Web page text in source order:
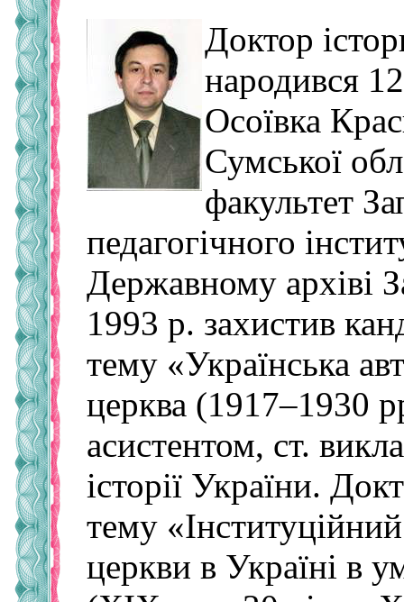
Доктор
народився
Осоївка
Сумської
факультет
педагогічного
Державному архіві
1993 р. захистив
тему «Українська
церква (1917–1930
асистентом, ст.
історії України.
тему
церкви в Україні в